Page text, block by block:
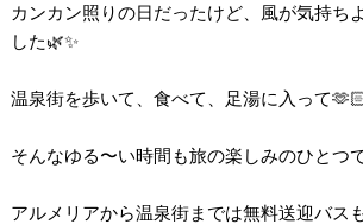
カンカン照りの日だったけど、風が気持ち
した🌿✨
温泉街を歩いて、食べて、足湯に入って
そんなゆる〜い時間も旅の楽しみのひとつ
アルメリアから温泉街までは無料送迎バス